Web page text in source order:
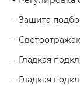
Защита
Гладкая
Гладкая